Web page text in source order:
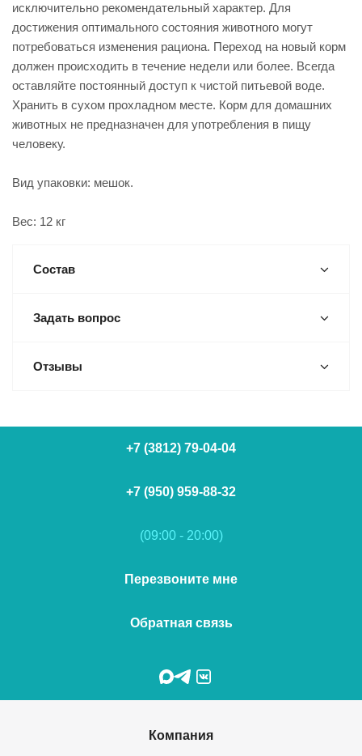
исключительно рекомендательный характер. Для
достижения оптимального состояния животного могут
потребоваться изменения рациона. Переход на новый корм
должен происходить в течение недели или более. Всегда
оставляйте постоянный доступ к чистой питьевой воде.
Хранить в сухом прохладном месте. Корм для домашних
животных не предназначен для употребления в пищу
человеку.
Вид упаковки: мешок.
Вес: 12 кг
Состав
Задать вопрос
Отзывы
+7 (3812) 79-04-04
+7 (950) 959-88-32
(09:00 - 20:00)
Перезвоните мне
Обратная связь
Компания